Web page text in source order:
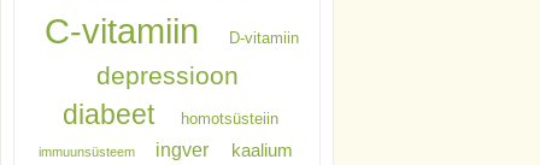
C-vitamiin D-vitamiin
depressioon
diabeet homotsüsteiin
immuunsüsteem ingver kaalium